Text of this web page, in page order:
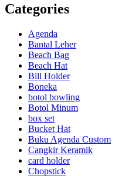
Categories
Agenda
Bantal Leher
Beach Bag
Beach Hat
Bill Holder
Boneka
botol bowling
Botol Minum
box set
Bucket Hat
Buku Agenda Custom
Cangkir Keramik
card holder
Chopstick